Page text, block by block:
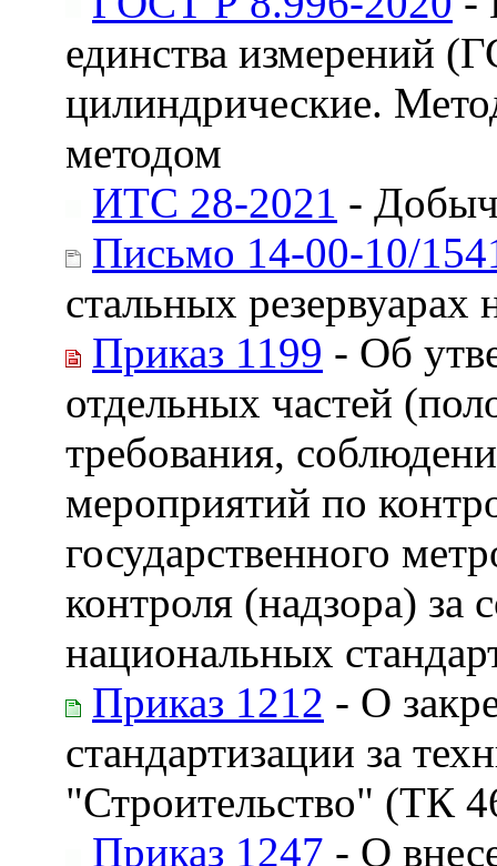
единства измерений
цилиндрические.
методом
ИТС 28-2021 -
Письмо 14-00-10/
стальных
Приказ 1199 - Об
отдельных частей
требования,
мероприятий по
государственного
контроля (надзора) за
национальных
Приказ 1212 - О
стандартизации за
"Строительство" (ТК
Приказ 1247 - О